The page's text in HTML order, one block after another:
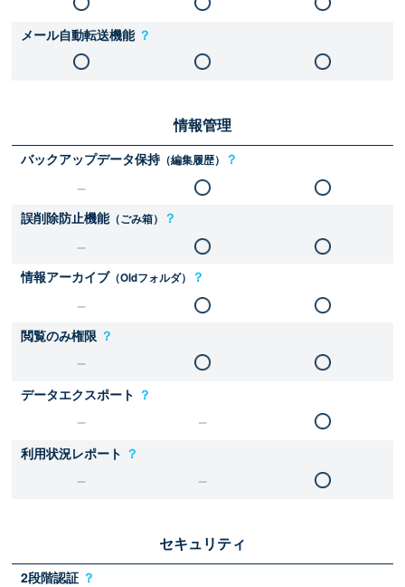
メール自動転送機能 ？
情報管理
バックアップデータ保持（編集履歴） ？
誤削除防止機能（ごみ箱） ？
情報アーカイブ（Oldフォルダ） ？
閲覧のみ権限 ？
データエクスポート ？
利用状況レポート ？
セキュリティ
2段階認証 ？